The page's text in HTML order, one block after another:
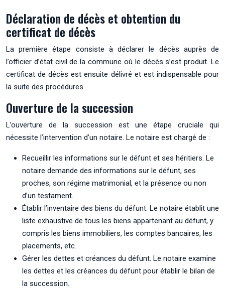
Déclaration de décès et obtention du
certificat de décès
La première étape consiste à déclarer le décès auprès de
l’officier d’état civil de la commune où le décès s’est produit. Le
certificat de décès est ensuite délivré et est indispensable pour
la suite des procédures.
Ouverture de la succession
L’ouverture de la succession est une étape cruciale qui
nécessite l’intervention d’un notaire. Le notaire est chargé de :
Recueillir les informations sur le défunt et ses héritiers. Le
notaire demande des informations sur le défunt, ses
proches, son régime matrimonial, et la présence ou non
d’un testament.
Établir l’inventaire des biens du défunt. Le notaire établit une
liste exhaustive de tous les biens appartenant au défunt, y
compris les biens immobiliers, les comptes bancaires, les
placements, etc.
Gérer les dettes et créances du défunt. Le notaire examine
les dettes et les créances du défunt pour établir le bilan de
la succession.